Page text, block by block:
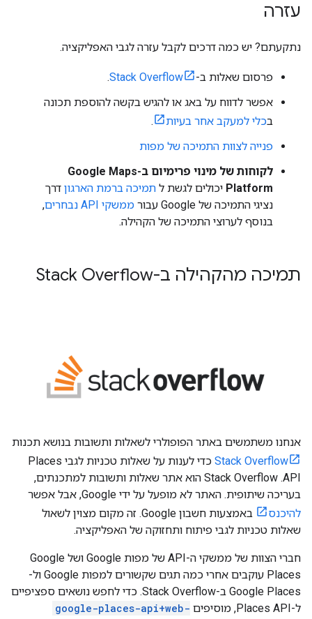
עזרה
נתקעתם? יש כמה דרכים לקבל עזרה לגבי האפליקציה.
פרסום שאלות ב- Stack Overflow
.
אפשר לדווח על באג או להגיש בקשה להוספת תכונה
בכלי למעקב אחר בעיות
.
פנייה לצוות התמיכה של מפות
לקוחות של מינוי פרימיום ב-Google Maps
Platform יכולים לגשת ל תמיכה ברמת הארגון דרך
נציגי התמיכה של Google עבור
ממשקי API נבחרים
,
בנוסף לערוצי התמיכה של הקהילה.
תמיכה מהקהילה ב-Stack Overflow
אנחנו משתמשים באתר הפופולרי לשאלות ותשובות בנושא תכנות
Stack Overflow
כדי לענות על שאלות טכניות לגבי Places
API. ‫Stack Overflow הוא אתר שאלות ותשובות למתכנתים,
בעריכה שיתופית. האתר לא מופעל על ידי Google, אבל אפשר
להיכנס
באמצעות חשבון Google. זה מקום מצוין לשאול
שאלות טכניות לגבי פיתוח ותחזוקה של האפליקציה.
חברי הצוות של ממשקי ה-API של מפות Google ושל Google
Places עוקבים אחרי כמה תגים שקשורים למפות Google ול-
Google Places ב-Stack Overflow. כדי לחפש נושאים ספציפיים
ל-Places API, מוסיפים
google-places-api+web-